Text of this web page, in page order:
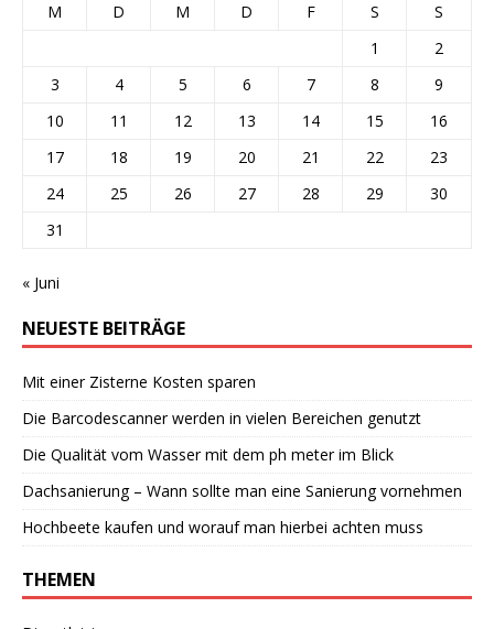
M D M D F S
S
1
2
3
4 5 6 7 8
9
10
11 12 13 14 15
16
17
18 19 20 21 22
23
24
25 26 27 28 29
30
31
« Juni
NEUESTE BEITRÄGE
Mit einer Zisterne Kosten sparen
Die Barcodescanner werden in vielen Bereichen genutzt
Die Qualität vom Wasser mit dem ph meter im Blick
Dachsanierung – Wann sollte man eine Sanierung vornehmen
Hochbeete kaufen und worauf man hierbei achten muss
THEMEN